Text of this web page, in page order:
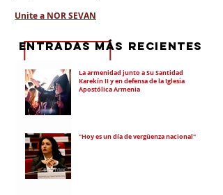
Unite a NOR SEVAN
La armenidad junto a Su Santidad
Karekín II y en defensa de la Iglesia
Apostólica Armenia
"Hoy es un día de vergüenza nacional"
eNTRADAS MÁS RECIENTES